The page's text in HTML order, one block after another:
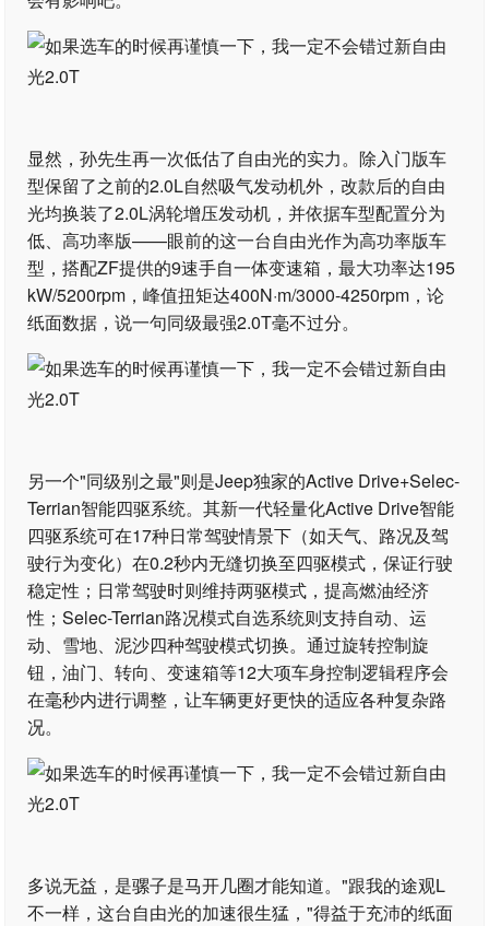
显然，孙先生再一次低估了自由光的实力。除入门版车
型保留了之前的2.0L自然吸气发动机外，改款后的自由
光均换装了2.0L涡轮增压发动机，并依据车型配置分为
低、高功率版——眼前的这一台自由光作为高功率版车
型，搭配ZF提供的9速手自一体变速箱，最大功率达195
kW/5200rpm，峰值扭矩达400N·m/3000-4250rpm，论
纸面数据，说一句同级最强2.0T毫不过分。
另一个"同级别之最"则是Jeep独家的Active Drive+Selec-
Terrian智能四驱系统。其新一代轻量化Active Drive智能
四驱系统可在17种日常驾驶情景下（如天气、路况及驾
驶行为变化）在0.2秒内无缝切换至四驱模式，保证行驶
稳定性；日常驾驶时则维持两驱模式，提高燃油经济
性；Selec-Terrian路况模式自选系统则支持自动、运
动、雪地、泥沙四种驾驶模式切换。通过旋转控制旋
钮，油门、转向、变速箱等12大项车身控制逻辑程序会
在毫秒内进行调整，让车辆更好更快的适应各种复杂路
况。
多说无益，是骡子是马开几圈才能知道。"跟我的途观L
不一样，这台自由光的加速很生猛，"得益于充沛的纸面